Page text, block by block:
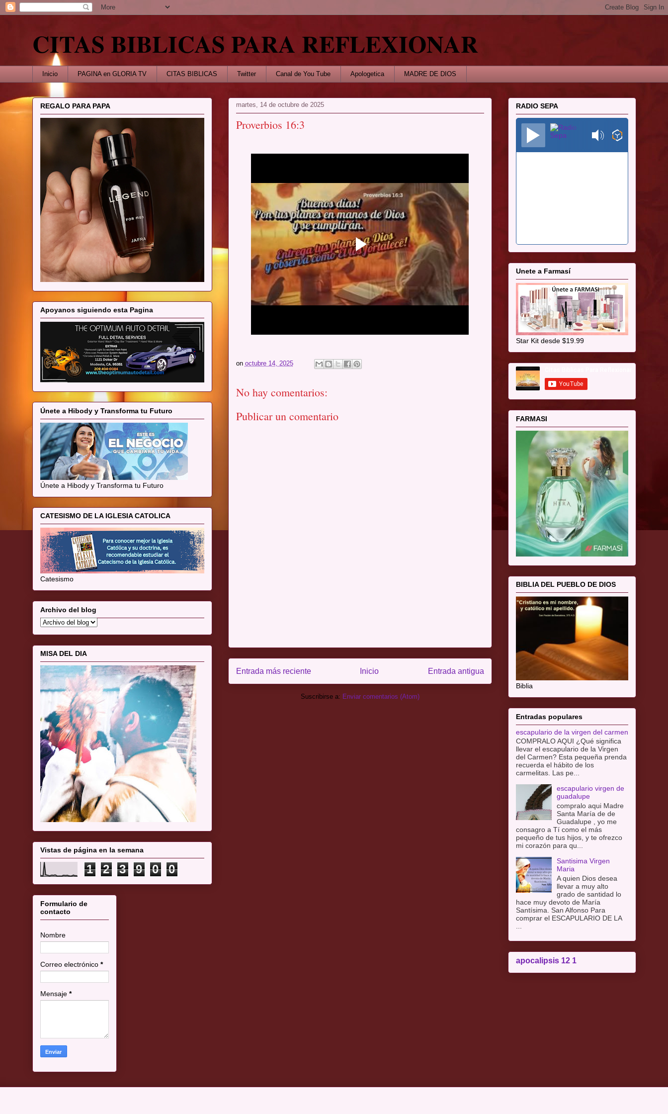
CITAS BIBLICAS PARA REFLEXIONAR
Inicio PAGINA en GLORIA TV CITAS BIBLICAS Twitter Canal de You Tube Apologetica MADRE DE DIOS
martes, 14 de octubre de 2025
Proverbios 16:3
on octubre 14, 2025
No hay comentarios:
Publicar un comentario
Entrada más reciente Entrada antigua
Inicio
Suscribirse a: Enviar comentarios (Atom)
REGALO PARA PAPA
Apoyanos siguiendo esta Pagina
Únete a Hibody y Transforma tu Futuro
Únete a Hibody y Transforma tu Futuro
CATESISMO DE LA IGLESIA CATOLICA
Catesismo
Archivo del blog
MISA DEL DIA
Vistas de página en la semana
1 2 3 9 0 0
Formulario de
contacto
Nombre
Correo electrónico *
Mensaje *
RADIO SEPA
Radio Sepa
Unete a Farmasí
Star Kit desde $19.99
FARMASI
BIBLIA DEL PUEBLO DE DIOS
Biblia
Entradas populares
escapulario de la virgen del carmen
COMPRALO AQUI ¿Qué significa
llevar el escapulario de la Virgen
del Carmen? Esta pequeña prenda
recuerda el hábito de los
carmelitas. Las pe...
escapulario virgen de
guadalupe
compralo aqui Madre
Santa María de de
Guadalupe , yo me
consagro a Tí como el más
pequeño de tus hijos, y te ofrezco
mi corazón para qu...
Santisima Virgen
Maria
A quien Dios desea
llevar a muy alto
grado de santidad lo
hace muy devoto de María
Santísima. San Alfonso Para
comprar el ESCAPULARIO DE LA
apocalipsis 12 1